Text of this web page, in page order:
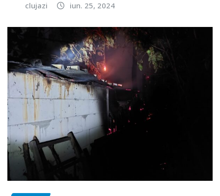
clujazi iun. 25, 2024